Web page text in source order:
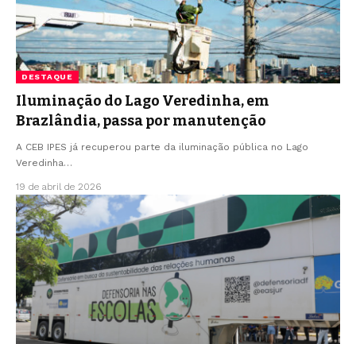
DESTAQUE
Iluminação do Lago Veredinha, em
Brazlândia, passa por manutenção
A CEB IPES já recuperou parte da iluminação pública no Lago
Veredinha…
19 de abril de 2026